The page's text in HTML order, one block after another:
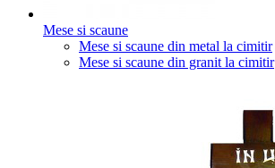
Mese si scaune
Mese si scaune din metal la cimitir
Mese si scaune din granit la cimitir